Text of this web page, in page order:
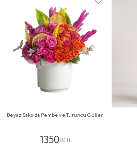
Beyaz Saksıda Pembe ve Turuncu Güller
1350,00 TL